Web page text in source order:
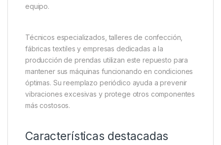
equipo.
Técnicos especializados, talleres de confección,
fábricas textiles y empresas dedicadas a la
producción de prendas utilizan este repuesto para
mantener sus máquinas funcionando en condiciones
óptimas. Su reemplazo periódico ayuda a prevenir
vibraciones excesivas y protege otros componentes
más costosos.
Características destacadas